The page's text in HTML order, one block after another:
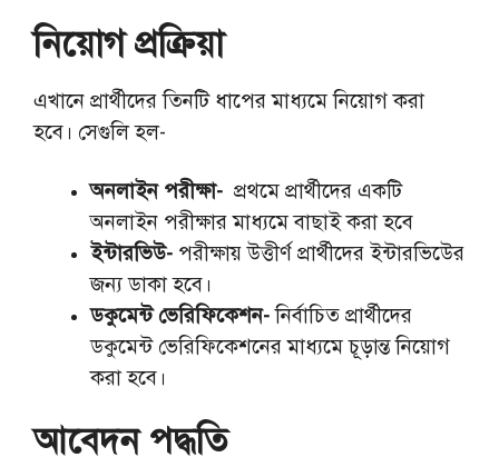
নিয়োগ প্রক্রিয়া
এখানে প্রার্থীদের তিনটি ধাপের মাধ্যমে নিয়োগ করা
হবে। সেগুলি হল-
অনলাইন পরীক্ষা- প্রথমে প্রার্থীদের একটি
অনলাইন পরীক্ষার মাধ্যমে বাছাই করা হবে
ইন্টারভিউ- পরীক্ষায় উত্তীর্ণ প্রার্থীদের ইন্টারভিউের
জন্য ডাকা হবে।
ডকুমেন্ট ভেরিফিকেশন-নির্বাচিত প্রার্থীদের
ডকুমেন্ট ভেরিফিকেশনের মাধ্যমে চূড়ান্ত নিয়োগ
করা হবে।
আবেদন পদ্ধতি